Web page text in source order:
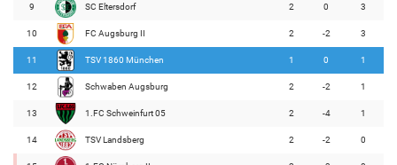
9 SC Eltersdorf 2 0 3
10 FC Augsburg II 2 -2 3
11 TSV 1860 München 1 0 1
12 Schwaben Augsburg 2 -2 1
13 1.FC Schweinfurt 05 2 -4 1
14 TSV Landsberg 2 -2 0